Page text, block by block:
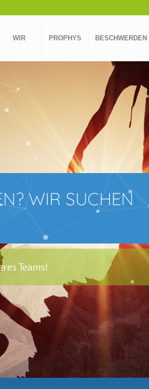
WIR PROPHYS BESCHWERDEN
WIR SUCHEN
Teams!